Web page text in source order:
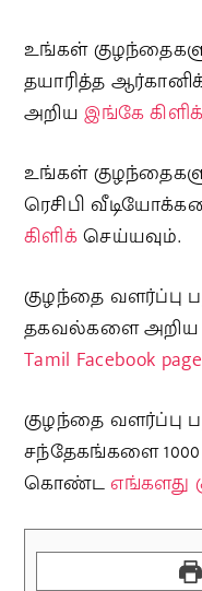
உங்கள்
தயாரித்த
அறியஇங்கே கிளிக்
உங்கள்
ரெசிபி
கிளிக்செய்யவும்.
குழந்தை
தகவல்களை
Tamil Facebook page
குழந்தை வளர்ப்பு
சந்தேகங்களை
கொண்டஎங்களது